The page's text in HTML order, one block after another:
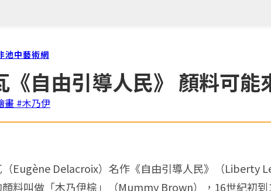
池中藝術網
《自由引導人民》 顏料可能
畫 #木乃伊
Eugène Delacroix）名作《自由引導人民》（Liberty
料叫做「木乃伊棕」（Mummy Brown），16世紀初